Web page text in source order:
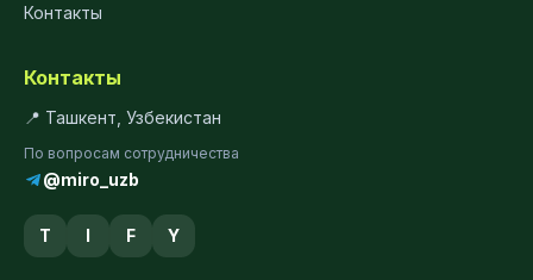
Контакты
Контакты
📍 Ташкент, Узбекистан
По вопросам сотрудничества
@miro_uzb
T I F Y